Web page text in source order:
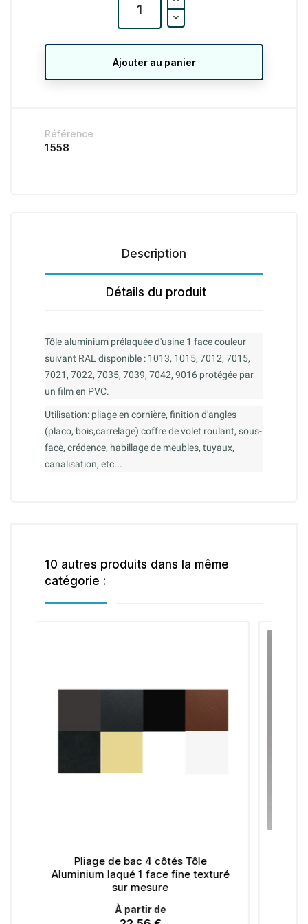
Ajouter au panier
Référence
1558
Description
Détails du produit
Tôle aluminium prélaquée d'usine 1 face couleur
suivant RAL disponible : 1013, 1015, 7012, 7015,
7021, 7022, 7035, 7039, 7042, 9016 protégée par
un film en PVC.
Utilisation: pliage en cornière, finition d'angles
(placo, bois,carrelage) coffre de volet roulant, sous-
face, crédence, habillage de meubles, tuyaux,
canalisation, etc...
10 autres produits dans la même
catégorie :
face fine texturé
Pliage de bac 4 côtés Tôle en
aluminium anodisé AS - sur